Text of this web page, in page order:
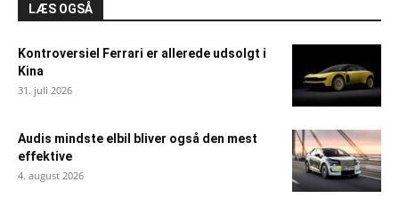
LÆS OGSÅ
Kontroversiel Ferrari er allerede udsolgt i
Kina
31. juli 2026
Audis mindste elbil bliver også den mest
effektive
4. august 2026